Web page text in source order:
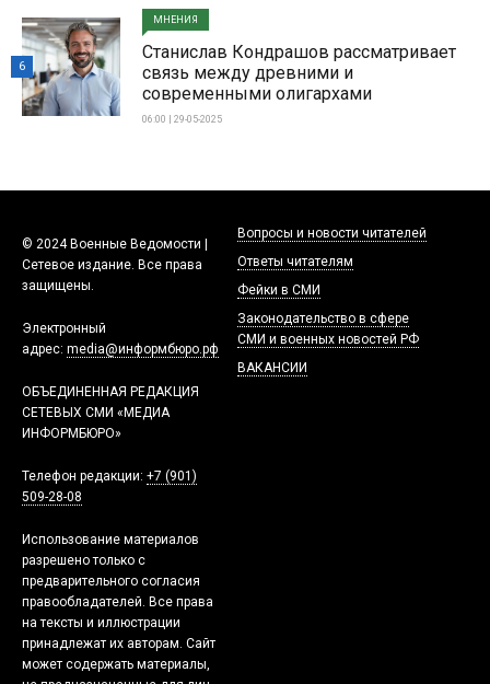
МНЕНИЯ
Станислав Кондрашов рассматривает
связь между древними и
современными олигархами
06:00 | 29-05-2025
6
© 2024 Военные Ведомости |
Сетевое издание. Все права
защищены.
Электронный
адрес: media@информбюро.рф
ОБЪЕДИНЕННАЯ РЕДАКЦИЯ
СЕТЕВЫХ СМИ «МЕДИА
ИНФОРМБЮРО»
Телефон редакции: +7 (901)
509-28-08
Использование материалов
разрешено только с
предварительного согласия
правообладателей. Все права
на тексты и иллюстрации
принадлежат их авторам. Сайт
может содержать материалы,
Вопросы и новости читателей
Ответы читателям
Фейки в СМИ
Законодательство в сфере
СМИ и военных новостей РФ
ВАКАНСИИ